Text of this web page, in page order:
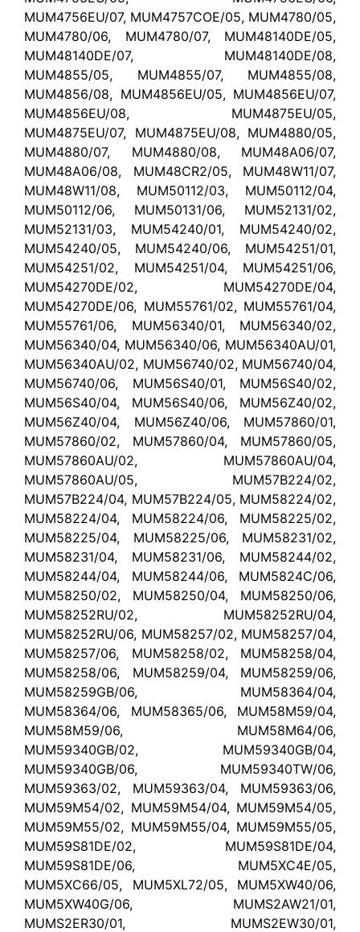
MUM4756EU/07, MUM4757COE/05, MUM4780/05,
MUM4780/06, MUM4780/07, MUM48140DE/05,
MUM48140DE/07, MUM48140DE/08,
MUM4855/05, MUM4855/07, MUM4855/08,
MUM4856/08, MUM4856EU/05, MUM4856EU/07,
MUM4856EU/08, MUM4875EU/05,
MUM4875EU/07, MUM4875EU/08, MUM4880/05,
MUM4880/07, MUM4880/08, MUM48A06/07,
MUM48A06/08, MUM48CR2/05, MUM48W11/07,
MUM48W11/08, MUM50112/03, MUM50112/04,
MUM50112/06, MUM50131/06, MUM52131/02,
MUM52131/03, MUM54240/01, MUM54240/02,
MUM54240/05, MUM54240/06, MUM54251/01,
MUM54251/02, MUM54251/04, MUM54251/06,
MUM54270DE/02, MUM54270DE/04,
MUM54270DE/06, MUM55761/02, MUM55761/04,
MUM55761/06, MUM56340/01, MUM56340/02,
MUM56340/04, MUM56340/06, MUM56340AU/01,
MUM56340AU/02, MUM56740/02, MUM56740/04,
MUM56740/06, MUM56S40/01, MUM56S40/02,
MUM56S40/04, MUM56S40/06, MUM56Z40/02,
MUM56Z40/04, MUM56Z40/06, MUM57860/01,
MUM57860/02, MUM57860/04, MUM57860/05,
MUM57860AU/02, MUM57860AU/04,
MUM57860AU/05, MUM57B224/02,
MUM57B224/04, MUM57B224/05, MUM58224/02,
MUM58224/04, MUM58224/06, MUM58225/02,
MUM58225/04, MUM58225/06, MUM58231/02,
MUM58231/04, MUM58231/06, MUM58244/02,
MUM58244/04, MUM58244/06, MUM5824C/06,
MUM58250/02, MUM58250/04, MUM58250/06,
MUM58252RU/02, MUM58252RU/04,
MUM58252RU/06, MUM58257/02, MUM58257/04,
MUM58257/06, MUM58258/02, MUM58258/04,
MUM58258/06, MUM58259/04, MUM58259/06,
MUM58259GB/06, MUM58364/04,
MUM58364/06, MUM58365/06, MUM58M59/04,
MUM58M59/06, MUM58M64/06,
MUM59340GB/02, MUM59340GB/04,
MUM59340GB/06, MUM59340TW/06,
MUM59363/02, MUM59363/04, MUM59363/06,
MUM59M54/02, MUM59M54/04, MUM59M54/05,
MUM59M55/02, MUM59M55/04, MUM59M55/05,
MUM59S81DE/02, MUM59S81DE/04,
MUM59S81DE/06, MUM5XC4E/05,
MUM5XC66/05, MUM5XL72/05, MUM5XW40/06,
MUM5XW40G/06, MUMS2AW21/01,
MUMS2ER30/01, MUMS2EW30/01,